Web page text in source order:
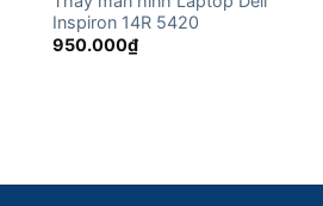
Inspiron 14R 5420
950.000₫